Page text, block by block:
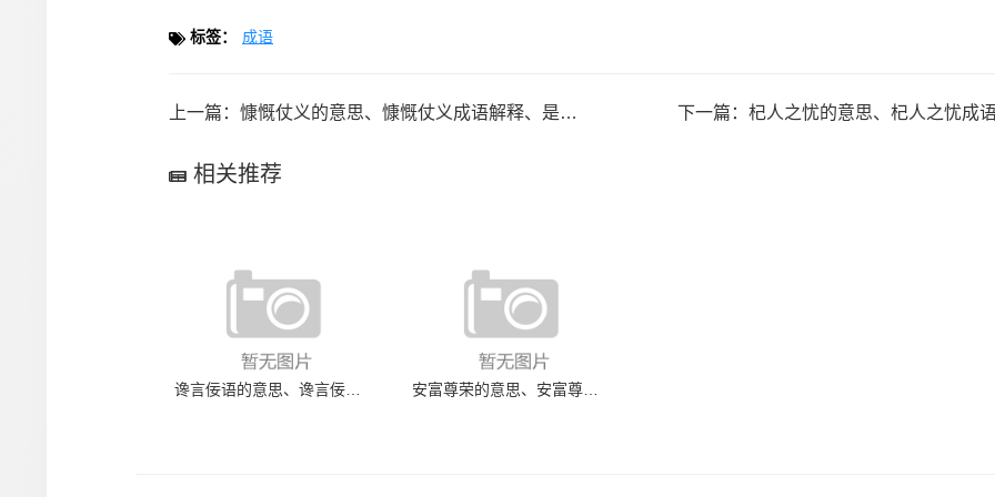
标签： 成语
上一篇： 慷慨仗义的意思、慷慨仗义成语解释、是什么意思含义寓意 下一篇： 杞人之忧的意思、杞人之忧成语解释、是什
相关推荐